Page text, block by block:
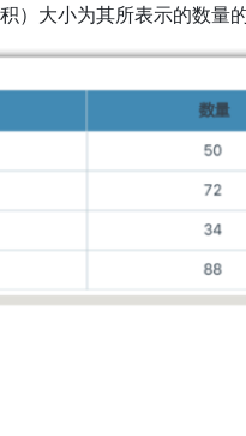
）大小为其所表示的数量的